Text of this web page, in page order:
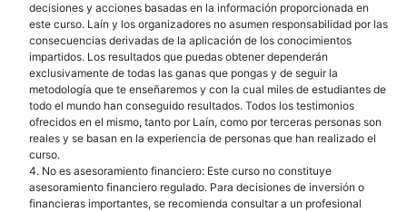
decisiones y acciones basadas en la información proporcionada en
este curso. Laín y los organizadores no asumen responsabilidad por las
consecuencias derivadas de la aplicación de los conocimientos
impartidos. Los resultados que puedas obtener dependerán
exclusivamente de todas las ganas que pongas y de seguir la
metodología que te enseñaremos y con la cual miles de estudiantes de
todo el mundo han conseguido resultados. Todos los testimonios
ofrecidos en el mismo, tanto por Laín, como por terceras personas son
reales y se basan en la experiencia de personas que han realizado el
curso.
4. No es asesoramiento financiero: Este curso no constituye
asesoramiento financiero regulado. Para decisiones de inversión o
financieras importantes, se recomienda consultar a un profesional